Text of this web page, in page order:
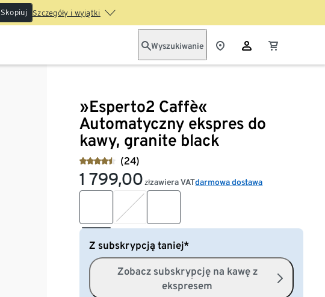
Skopiuj Szczegóły i wyjątki
Wyszukiwanie
»Esperto2 Caffè«
Automatyczny ekspres do
kawy, granite black
(24)
1 799,00 złzawiera VATdarmowa dostawa
Z subskrypcją taniej*
Zobacz subskrypcję na kawę z
ekspresem